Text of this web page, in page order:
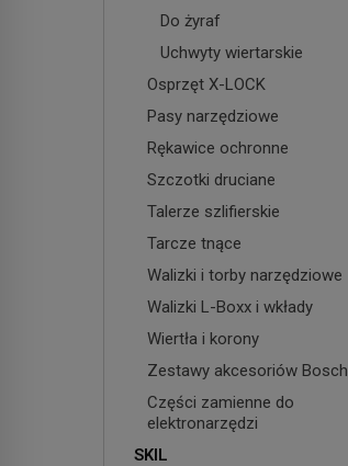
Do żyraf
Uchwyty wiertarskie
Osprzęt X-LOCK
Pasy narzędziowe
Rękawice ochronne
Szczotki druciane
Talerze szlifierskie
Tarcze tnące
Walizki i torby narzędziowe
Walizki L-Boxx i wkłady
Wiertła i korony
Zestawy akcesoriów Bosch
Części zamienne do
elektronarzędzi
SKIL